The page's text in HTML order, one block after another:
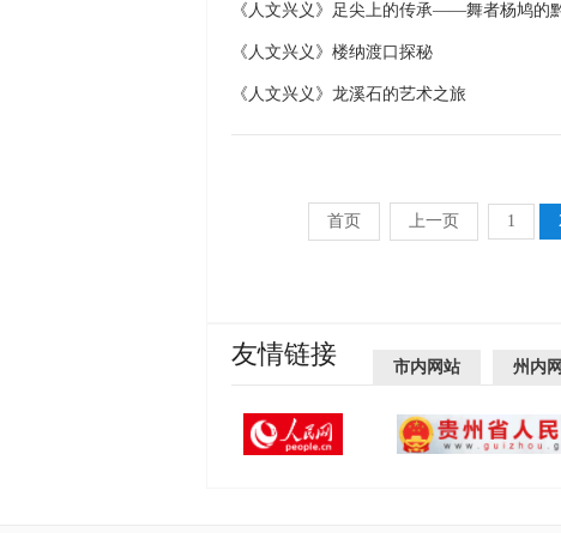
《人文兴义》足尖上的传承——舞者杨鸠的
《人文兴义》楼纳渡口探秘
《人文兴义》龙溪石的艺术之旅
首页 上一页 1
友情链接 市内网站 州内